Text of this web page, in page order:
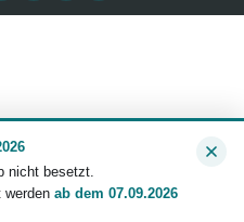
nicht besetzt.
werden ab dem 07.09.2026